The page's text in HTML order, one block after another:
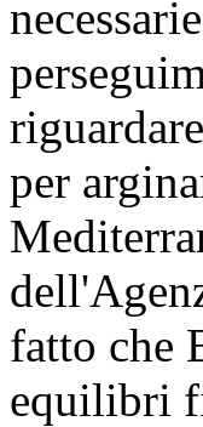
per
fatto che
equilibri